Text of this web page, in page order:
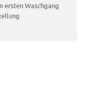
ersten Waschgang